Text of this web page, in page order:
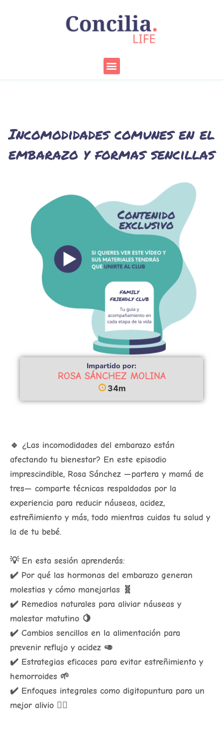
Menu
Incomodidades comunes en el
embarazo y formas sencillas
Impartido por:
ROSA SÁNCHEZ MOLINA
34m
🔹 ¿Las incomodidades del embarazo están
afectando tu bienestar? En este episodio
imprescindible, Rosa Sánchez —partera y mamá de
tres— comparte técnicas respaldadas por la
experiencia para reducir náuseas, acidez,
estreñimiento y más, todo mientras cuidas tu salud y
la de tu bebé.
💡 En esta sesión aprenderás:
✔️ Por qué las hormonas del embarazo generan
molestias y cómo manejarlas 🧬
✔️ Remedios naturales para aliviar náuseas y
malestar matutino 🍋
✔️ Cambios sencillos en la alimentación para
prevenir reflujo y acidez 🥑
✔️ Estrategias eficaces para evitar estreñimiento y
hemorroides 🌱
✔️ Enfoques integrales como digitopuntura para un
mejor alivio 💆‍♀️